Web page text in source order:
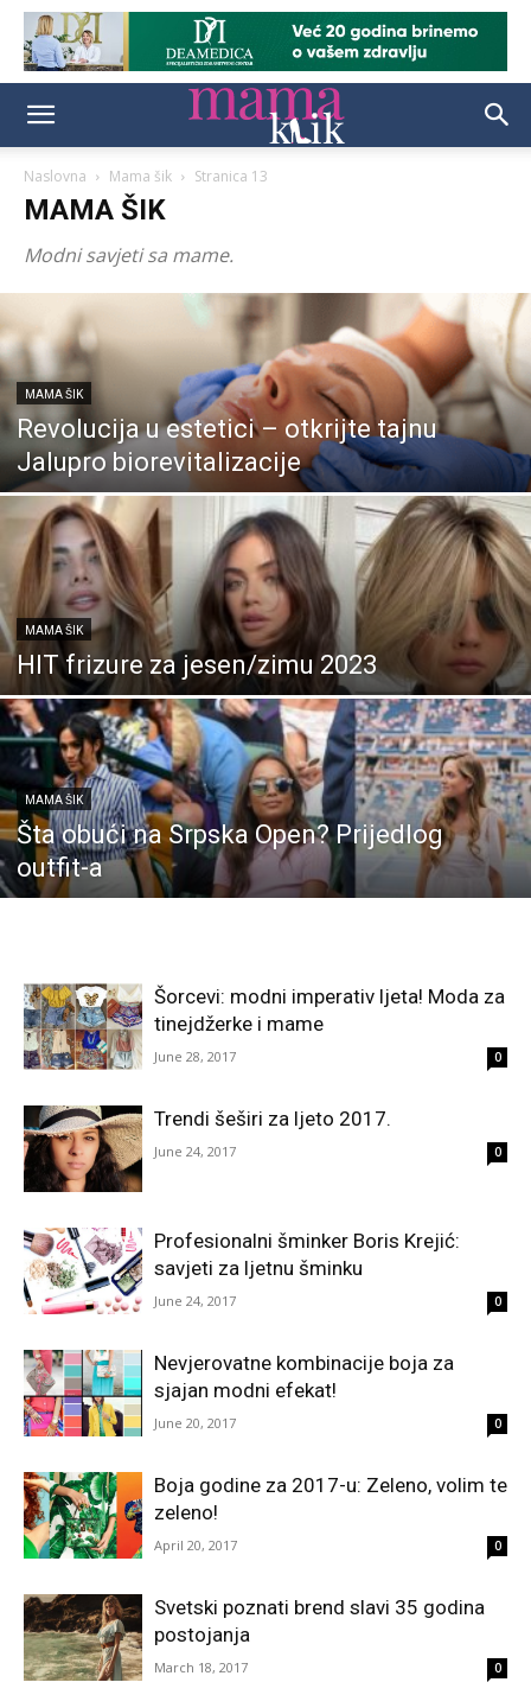
Naslovna Mama šik Stranica 13
MAMA ŠIK
Modni savjeti sa mame.
MAMA ŠIK
Revolucija u estetici – otkrijte tajnu
Jalupro biorevitalizacije
MAMA ŠIK
HIT frizure za jesen/zimu 2023
MAMA ŠIK
Šta obući na Srpska Open? Prijedlog
outfit-a
Šorcevi: modni imperativ ljeta! Moda za
tinejdžerke i mame
June 28, 2017 0
Trendi šeširi za ljeto 2017.
June 24, 2017 0
Profesionalni šminker Boris Krejić:
savjeti za ljetnu šminku
June 24, 2017 0
Nevjerovatne kombinacije boja za
sjajan modni efekat!
June 20, 2017 0
Boja godine za 2017-u: Zeleno, volim te
zeleno!
April 20, 2017 0
Svetski poznati brend slavi 35 godina
postojanja
March 18, 2017 0